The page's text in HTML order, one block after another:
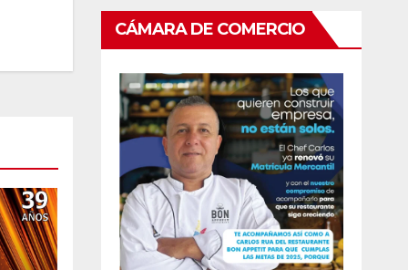
CÁMARA DE COMERCIO